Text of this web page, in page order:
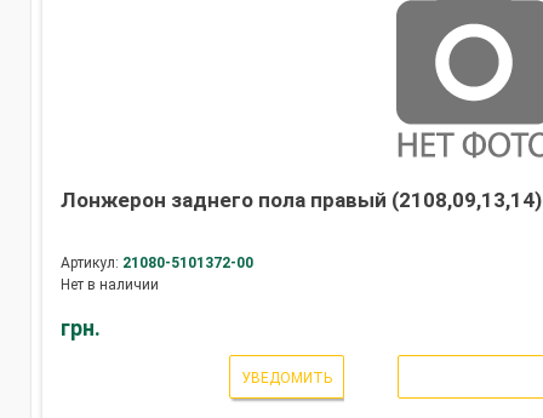
Лонжерон заднего пола правый
Артикул: 21080-5101372-00
Нет в наличии
грн.
УВЕДОМИТЬ